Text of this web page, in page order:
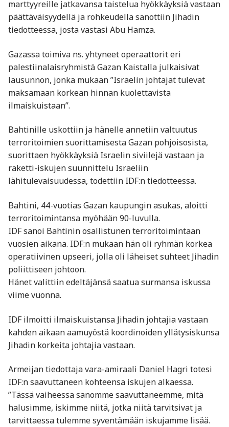
marttyyreille jatkavansa taistelua hyökkäyksiä vastaan
päättäväisyydellä ja rohkeudella sanottiin Jihadin
tiedotteessa, josta vastasi Abu Hamza.
Gazassa toimiva ns. yhtyneet operaattorit eri
palestiinalaisryhmistä Gazan Kaistalla julkaisivat
lausunnon, jonka mukaan ”Israelin johtajat tulevat
maksamaan korkean hinnan kuolettavista
ilmaiskuistaan”.
Bahtinille uskottiin ja hänelle annetiin valtuutus
terroritoimien suorittamisesta Gazan pohjoisosista,
suorittaen hyökkäyksiä Israelin siviilejä vastaan ja
raketti-iskujen suunnittelu Israeliin
lähitulevaisuudessa, todettiin IDF:n tiedotteessa.
Bahtini, 44-vuotias Gazan kaupungin asukas, aloitti
terroritoimintansa myöhään 90-luvulla.
IDF sanoi Bahtinin osallistunen terroritoimintaan
vuosien aikana. IDF:n mukaan hän oli ryhmän korkea
operatiivinen upseeri, jolla oli läheiset suhteet Jihadin
poliittiseen johtoon.
Hänet valittiin edeltäjänsä saatua surmansa iskussa
viime vuonna.
IDF ilmoitti ilmaiskuistansa Jihadin johtajia vastaan
kahden aikaan aamuyöstä koordinoiden yllätysiskunsa
Jihadin korkeita johtajia vastaan.
Armeijan tiedottaja vara-amiraali Daniel Hagri totesi
IDF:n saavuttaneen kohteensa iskujen alkaessa.
”Tässä vaiheessa sanomme saavuttaneemme, mitä
halusimme, iskimme niitä, jotka niitä tarvitsivat ja
tarvittaessa tulemme syventämään iskujamme lisää.